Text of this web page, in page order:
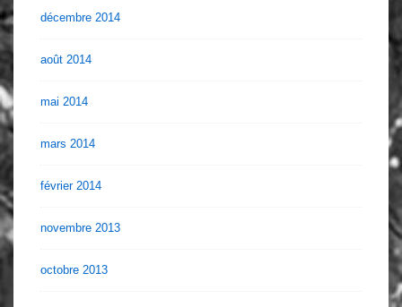
décembre 2014
août 2014
mai 2014
mars 2014
février 2014
novembre 2013
octobre 2013